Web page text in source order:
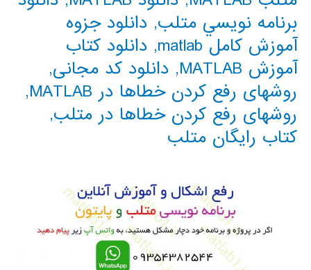
برنامه نويسي متلب, دانلود جزوه
آموزش کامل matlab
, دانلود کتاب
آموزش MATLAB
, دانلود کد مجانی,
روشهای رفع کردن خطاها در MATLAB
,
روشهای رفع کردن خطاها در متلب,
کتاب رایگان متلب